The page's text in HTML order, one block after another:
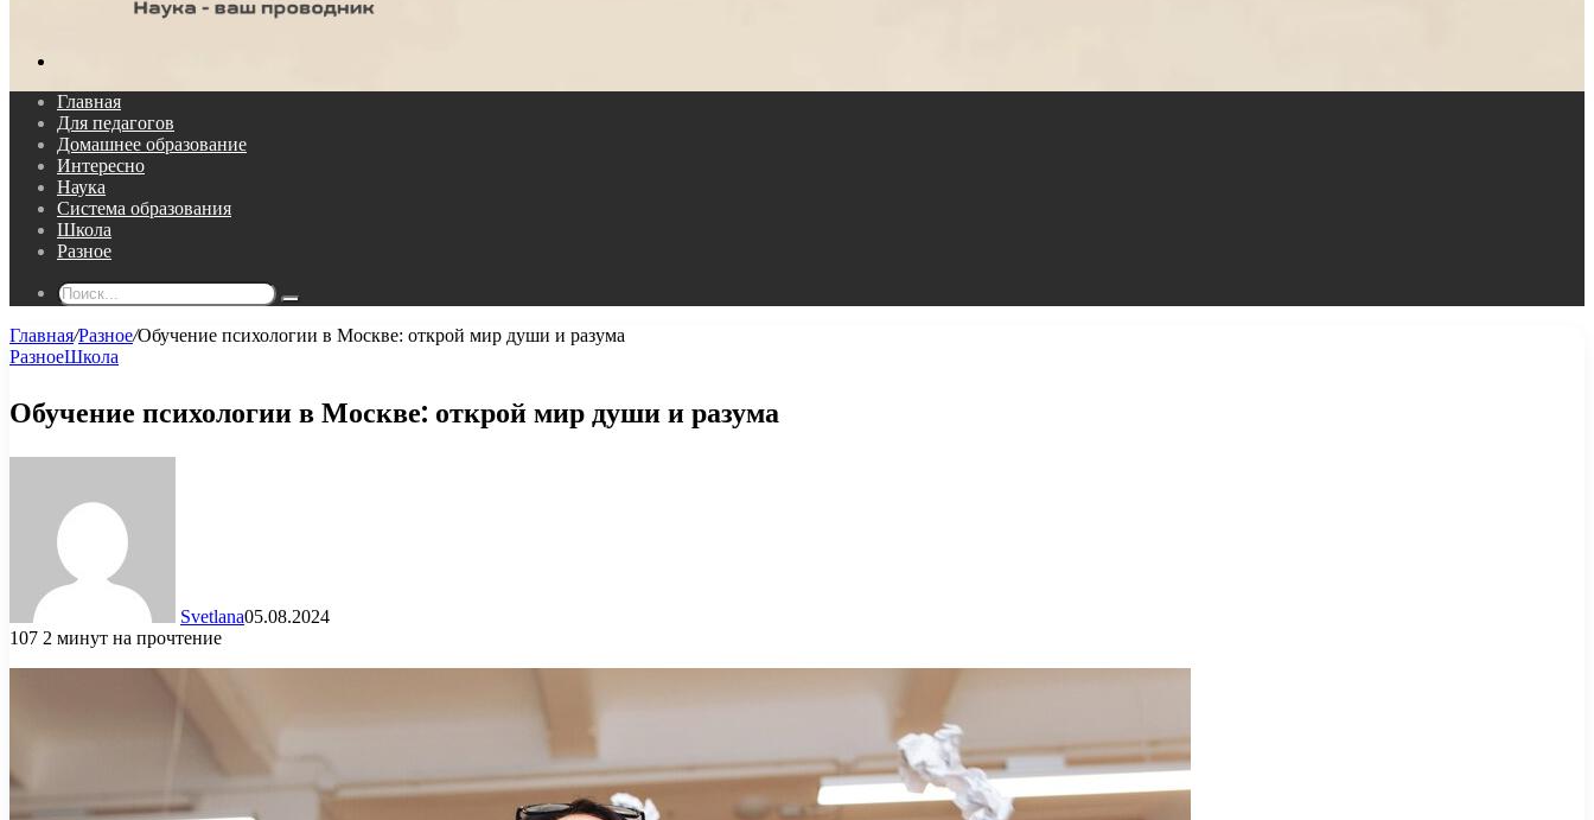
Главная
Для педагогов
Домашнее образование
Интересно
Наука
Система образования
Школа
Разное
Поиск...
Главная/Разное/Обучение психологии в Москве: открой мир души и разума
РазноеШкола
Обучение психологии в Москве: открой мир души и разума
Svetlana05.08.2024
107 2 минут на прочтение